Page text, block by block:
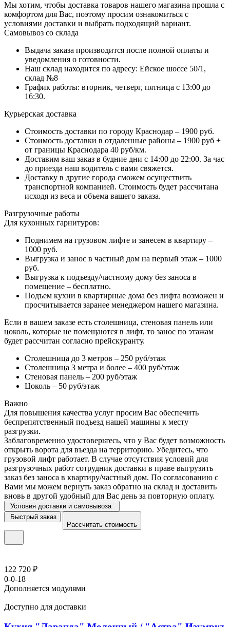
Мы хотим, чтобы доставка товаров нашего магазина прошла с
комфортом для Вас, поэтому просим ознакомиться с
условиями доставки и выбрать подходящий вариант.
Самовывоз со склада
Выдача заказа производится после полной оплаты и
уведомления о готовности.
Наш склад находится по адресу: Ейское шоссе 50/1,
склад №8
График работы: вторник, четверг, пятница с 13:00 до
16:30.
Курьерская доставка
Стоимость доставки по городу Краснодар – 1900 руб.
Стоимость доставки в отдаленные районы – 1900 руб +
от границы Краснодара 40 руб/км.
Доставим ваш заказ в будние дни с 14:00 до 22:00. За час
до приезда наш водитель с вами свяжется.
Доставку в другие города сможем осуществить
транспортной компанией. Стоимость будет рассчитана
исходя из веса и объема вашего заказа.
Разгрузочные работы
Для кухонных гарнитуров:
Поднимем на грузовом лифте и занесем в квартиру –
1000 руб.
Выгрузка и занос в частный дом на первый этаж – 1000
руб.
Выгрузка к подъезду/частному дому без заноса в
помещение – бесплатно.
Подъем кухни в квартирные дома без лифта возможен и
просчитывается заранее менеджером нашего магазина.
Если в вашем заказе есть столешница, стеновая панель или
цоколь, которые не помещаются в лифт, то занос по этажам
будет рассчитан согласно прейскуранту.
Столешница до 3 метров – 250 руб/этаж
Столешница 3 метра и более – 400 руб/этаж
Стеновая панель – 200 руб/этаж
Цоколь – 50 руб/этаж
Важно
Для повышения качества услуг просим Вас обеспечить
беспрепятственный подъезд нашей машины к месту
разгрузки.
Заблаговременно удостоверьтесь, что у Вас будет возможность
открыть ворота для въезда на территорию. Убедитесь, что
грузовой лифт работает. В случае отсутствия условий для
разгрузочных работ сотрудник доставки в праве выгрузить
заказ без заноса в квартиру/частный дом. По согласованию с
Вами мы можем вернуть заказ обратно на склад и доставить
вновь в другой удобный для Вас день за повторную оплату.
Условия доставки и самовывоза
Быстрый заказ
Рассчитать стоимость
122 720 ₽
0-0-18
Дополняется модулями
Доступно для доставки